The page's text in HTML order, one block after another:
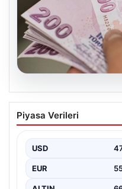
Bayram
2026 Kurban
Piyasa Verileri
USD
EUR